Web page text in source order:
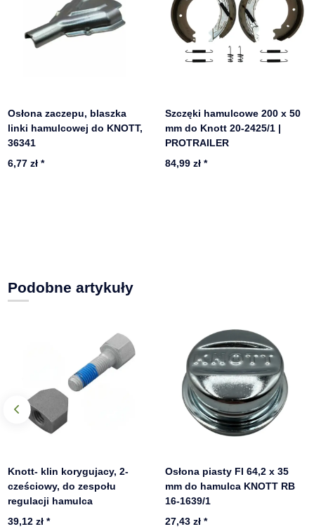
Osłona zaczepu, blaszka
linki hamulcowej do KNOTT,
36341
6,77 zł*
Szczęki hamulcowe 200 x 50
mm do Knott 20-2425/1 |
PROTRAILER
84,99 zł*
Podobne artykuły
Knott- klin korygujacy, 2-
cześciowy, do zespołu
regulacji hamulca
39,12 zł*
Osłona piasty FI 64,2 x 35
mm do hamulca KNOTT RB
16-1639/1
27,43 zł*